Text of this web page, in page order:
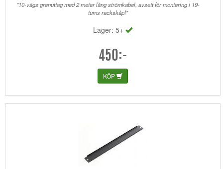
"10-vägs grenuttag med 2 meter lång strömkabel, avsett för montering i 19-
tums rackskåp!"
Lager: 5+
450:-
KÖP